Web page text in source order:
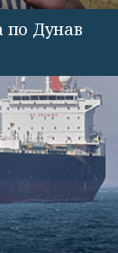
по Дунав